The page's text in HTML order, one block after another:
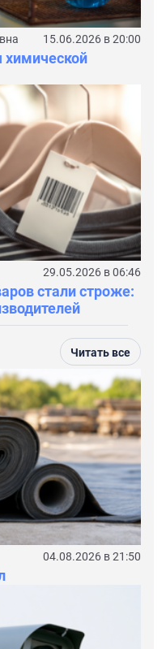
15.06.2026 в 20:00
химической
29.05.2026 в 06:46
стали строже:
Читать все
04.08.2026 в 21:50